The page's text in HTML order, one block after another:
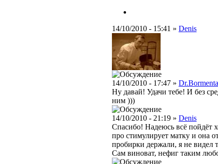
14/10/2010 - 15:41 » Denis
14/10/2010 - 17:47 »
Ну давай! Удачи тебе! И без
ним )))
14/10/2010 - 21:19 » Denis
Спасибо! Надеюсь всё пойдёт
про стимулирует матку и она
пробирки держали, я не видел
Сам виноват, нефиг таким